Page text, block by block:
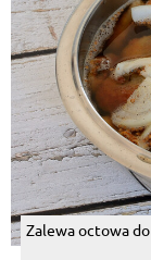
Zalewa octowa